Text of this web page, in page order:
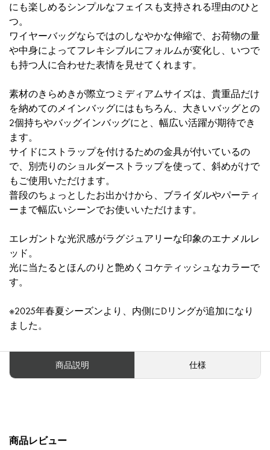
にも楽しめるシンプルなフェイスも支持される理由のひと
つ。
ワイヤーバッグならではのしなやかな伸縮で、お荷物の量
や中身によってフレキシブルにフォルムが変化し、いつで
も持つ人に合わせた表情を見せてくれます。
素材のきらめきが際立つミディアムサイズは、貴重品だけ
を納めてのメインバッグにはもちろん、大きいバッグとの
2個持ちやバッグインバッグにと、幅広い活躍が期待でき
ます。
サイドにストラップを付けるための金具が付いているの
で、別売りのショルダーストラップを使って、斜めがけで
もご使用いただけます。
普段のちょっとしたお出かけから、ブライダルやパーティ
ーまで幅広いシーンでお使いいただけます。
エレガントな光沢感がラグジュアリーな印象のエナメルレ
ッド。
光に当たるとほんのりと艶めくコケティッシュなカラーで
す。
※2025年春夏シーズンより、内側にDリングが追加になり
ました。
商品説明 仕様
商品レビュー